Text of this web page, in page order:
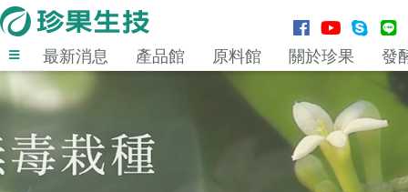
最新消息 產品館 原料館 關於珍果 發